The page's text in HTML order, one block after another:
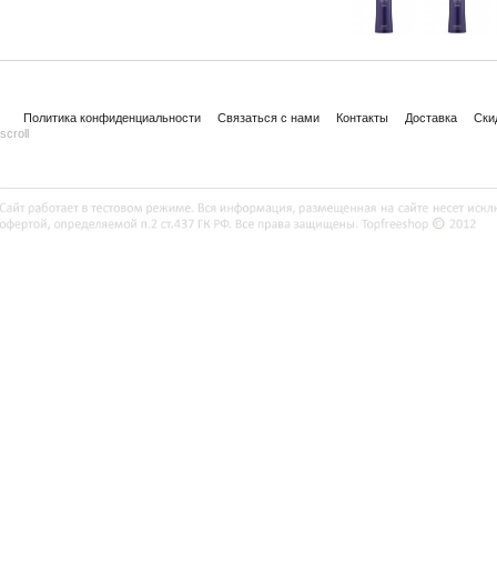
Политика конфиденциальности Связаться с нами Контакты Доставка
scroll